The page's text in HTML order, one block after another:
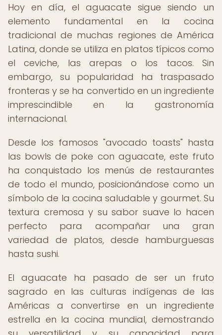
Hoy en día, el aguacate sigue siendo un
elemento fundamental en la cocina
tradicional de muchas regiones de América
Latina, donde se utiliza en platos típicos como
el ceviche, las arepas o los tacos. Sin
embargo, su popularidad ha traspasado
fronteras y se ha convertido en un ingrediente
imprescindible en la gastronomía
internacional.
Desde los famosos "avocado toasts" hasta
las bowls de poke con aguacate, este fruto
ha conquistado los menús de restaurantes
de todo el mundo, posicionándose como un
símbolo de la cocina saludable y gourmet. Su
textura cremosa y su sabor suave lo hacen
perfecto para acompañar una gran
variedad de platos, desde hamburguesas
hasta sushi.
El aguacate ha pasado de ser un fruto
sagrado en las culturas indígenas de las
Américas a convertirse en un ingrediente
estrella en la cocina mundial, demostrando